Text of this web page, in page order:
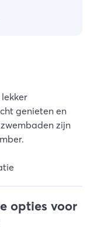
genieten en
zijn
opties voor